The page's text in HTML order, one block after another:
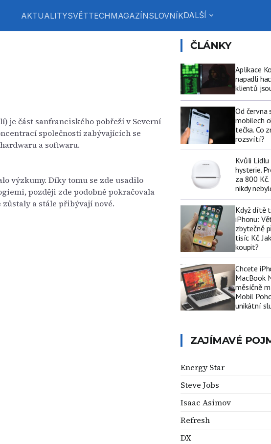
AKTUALITYSVĚTTECHMAGAZÍNSLOVNÍKDALŠÍ expand_more
je část sanfranciského pobřeží v Severní
společností zabývajících se
a softwaru.
výzkumy. Díky tomu se zde usadilo
později zde podobně pokračovala
a stále přibývají nové.
ČLÁNKY
Aplikace
napadli
klientů
Od června
mobilech
tečka. Co
rozsvítí?
Kvůli
hysterie.
za 800
nikdy
Když dítě
iPhonu:
zbytečně
tisíc Kč.
koupit?
Chcete
MacBook
měsíčně
Mobil
unikátní
ZAJÍMAVÉ
Energy Star
Steve Jobs
Isaac Asimov
Refresh
DX